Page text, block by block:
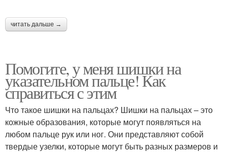
читать дальше →
Помогите, у меня шишки на
указательном пальце! Как
справиться с этим
Что такое шишки на пальцах? Шишки на пальцах – это
кожные образования, которые могут появляться на
любом пальце рук или ног. Они представляют собой
твердые узелки, которые могут быть разных размеров и